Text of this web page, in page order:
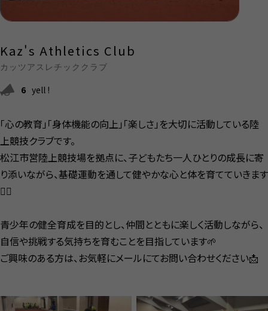
Kaz's Athletics Club
カッツアスレチッククラブ
6 yell !
「心の教育」「身体機能の向上」「楽しさ」を大切に活動している陸
上競技クラブです。
松江市営陸上競技場を拠点に、子どもたち一人ひとりの成長に寄
り添いながら、基礎運動を通して健やかな心と体を育てていきます
🏃‍♂️
青少年の健全育成を目的とし、仲間とともに楽しく活動しながら、
自信や挑戦する気持ちを育むことを目指しています🌱
ご興味のある方は、お気軽にメールにてお問い合わせください📩